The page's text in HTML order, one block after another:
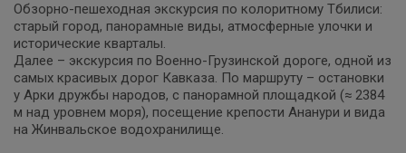
Обзорно-пешеходная экскурсия по колоритному Тбилиси:
старый город, панорамные виды, атмосферные улочки и
исторические кварталы.
Далее – экскурсия по Военно-Грузинской дороге, одной из
самых красивых дорог Кавказа. По маршруту – остановки
у Арки дружбы народов, с панорамной площадкой (≈ 2384
м над уровнем моря), посещение крепости Ананури и вида
на Жинвальское водохранилище.